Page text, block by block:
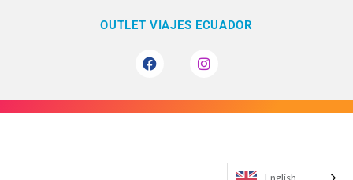
OUTLET VIAJES ECUADOR